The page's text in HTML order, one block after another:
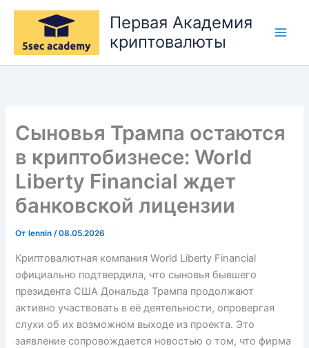
Перейти
содержимому
Первая Академия
криптовалюты
Сыновья Трампа остаются
в криптобизнесе: World
Liberty Financial ждет
банковской лицензии
От lennin/08.05.2026
Криптовалютная компания World Liberty Financial
официально подтвердила, что сыновья бывшего
президента США Дональда Трампа продолжают
активно участвовать в её деятельности, опровергая
слухи об их возможном выходе из проекта. Это
заявление сопровождается новостью о том, что фирма